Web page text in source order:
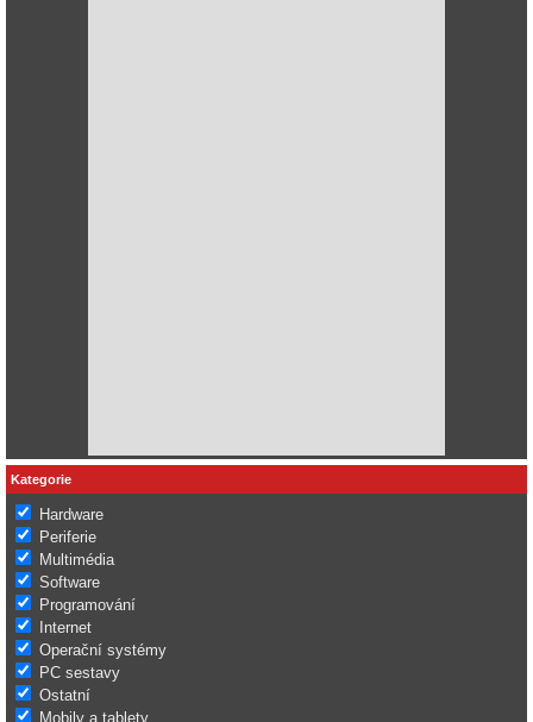
Kategorie
Hardware
Periferie
Multimédia
Software
Programování
Internet
Operační systémy
PC sestavy
Ostatní
Mobily a tablety